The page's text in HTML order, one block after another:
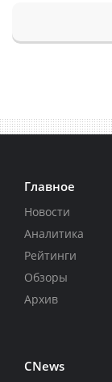
Главное
Новости
Аналитика
Рейтинги
Обзоры
Архив
CNews